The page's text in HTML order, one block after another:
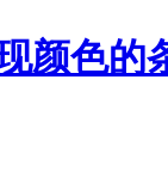
颜色的